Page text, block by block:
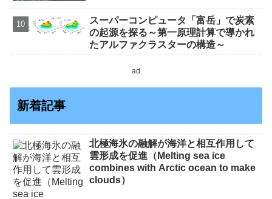
スーパーコンピュータ「富岳」で炭素
の起源を探る～第一原理計算で導かれ
たアルファクラスターの構造～
ad
新着記事
北極海氷の融解が海洋と相互作用して
雲形成を促進（Melting sea ice
combines with Arctic ocean to make
clouds）